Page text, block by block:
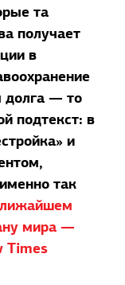
та
получает
в
— то
подтекст: в
и
так
мира —
Times